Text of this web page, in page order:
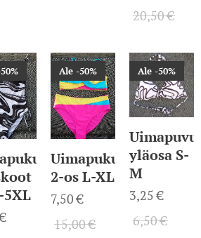
20,50€
5XL
Uimapuku
2-os L-XL
Ale -50%
7,50€
15,00€
yläosa S-
M
Ale -50%
3,25€
6,50€